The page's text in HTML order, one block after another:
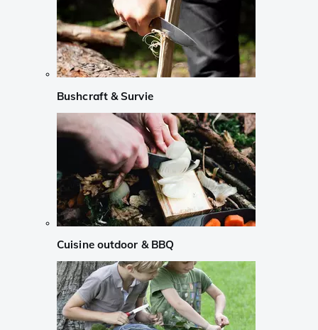
Bushcraft & Survie
Cuisine outdoor & BBQ